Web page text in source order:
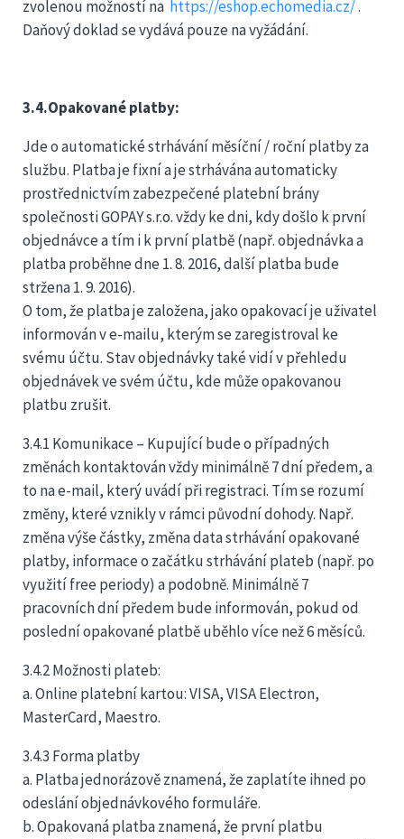
zvolenou možností na https://eshop.echomedia.cz/.
Daňový doklad se vydává pouze na vyžádání.
3.4.Opakované platby:
Jde o automatické strhávání měsíční / roční platby za
službu. Platba je fixní a je strhávána automaticky
prostřednictvím zabezpečené platební brány
společnosti GOPAY s.r.o. vždy ke dni, kdy došlo k první
objednávce a tím i k první platbě (např. objednávka a
platba proběhne dne 1. 8. 2016, další platba bude
stržena 1. 9. 2016).
O tom, že platba je založena, jako opakovací je uživatel
informován v e-mailu, kterým se zaregistroval ke
svému účtu. Stav objednávky také vidí v přehledu
objednávek ve svém účtu, kde může opakovanou
platbu zrušit.
3.4.1 Komunikace – Kupující bude o případných
změnách kontaktován vždy minimálně 7 dní předem, a
to na e-mail, který uvádí při registraci. Tím se rozumí
změny, které vznikly v rámci původní dohody. Např.
změna výše částky, změna data strhávání opakované
platby, informace o začátku strhávání plateb (např. po
využití free periody) a podobně. Minimálně 7
pracovních dní předem bude informován, pokud od
poslední opakované platbě uběhlo více než 6 měsíců.
3.4.2 Možnosti plateb:
a. Online platební kartou: VISA, VISA Electron,
MasterCard, Maestro.
3.4.3 Forma platby
a. Platba jednorázově znamená, že zaplatíte ihned po
odeslání objednávkového formuláře.
b. Opakovaná platba znamená, že první platbu